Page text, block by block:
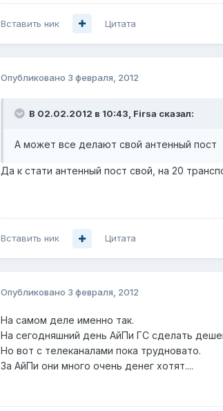
Вставить ник Цитата
Опубликовано 3 февраля, 2012
В 02.02.2012 в 10:43, Firsa сказал:
А может все делают свой антенный пост
Да к стати антенный пост свой, на 20
Вставить ник Цитата
Опубликовано 3 февраля, 2012
На самом деле именно так.
На сегодняшний день АйПи ГС сделать
Но вот с телеканалами пока трудновато.
За АйПи они много очень денег хотят....